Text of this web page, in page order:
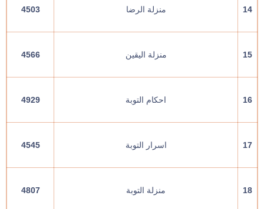
14 منزلة الرضا 4503
15 منزلة اليقين 4566
16 احكام التوبة 4929
17 اسرار التوبة 4545
18 منزلة التوبة 4807